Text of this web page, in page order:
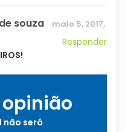
souza
maio 5, 2017,
Responder
opinião
não será